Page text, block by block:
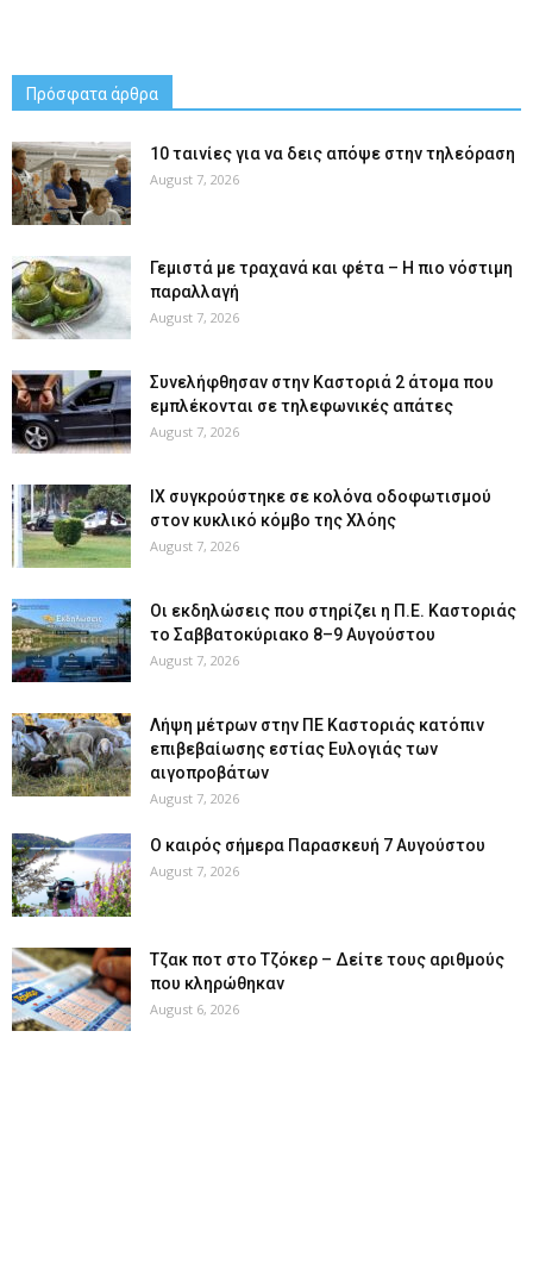
Πρόσφατα άρθρα
10 ταινίες για να δεις απόψε στην τηλεόραση
August 7, 2026
Γεμιστά με τραχανά και φέτα – Η πιο νόστιμη
παραλλαγή
August 7, 2026
Συνελήφθησαν στην Καστοριά 2 άτομα που
εμπλέκονται σε τηλεφωνικές απάτες
August 7, 2026
ΙΧ συγκρούστηκε σε κολόνα οδοφωτισμού
στον κυκλικό κόμβο της Χλόης
August 7, 2026
Οι εκδηλώσεις που στηρίζει η Π.Ε. Καστοριάς
το Σαββατοκύριακο 8–9 Αυγούστου
August 7, 2026
Λήψη μέτρων στην ΠΕ Καστοριάς κατόπιν
επιβεβαίωσης εστίας Ευλογιάς των
αιγοπροβάτων
August 7, 2026
Ο καιρός σήμερα Παρασκευή 7 Αυγούστου
August 7, 2026
Tζακ ποτ στο Τζόκερ – Δείτε τους αριθμούς
που κληρώθηκαν
August 6, 2026